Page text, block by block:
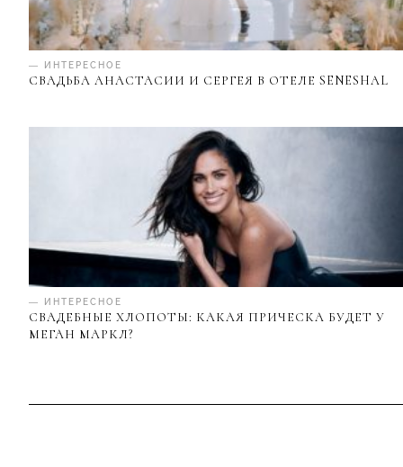
— ИНТЕРЕСНОЕ
СВАДЬБА АНАСТАСИИ И СЕРГЕЯ В ОТЕЛЕ SENESHAL
— ИНТЕРЕСНОЕ
СВАДЕБНЫЕ ХЛОПОТЫ: КАКАЯ ПРИЧЕСКА БУДЕТ У
МЕГАН МАРКЛ?